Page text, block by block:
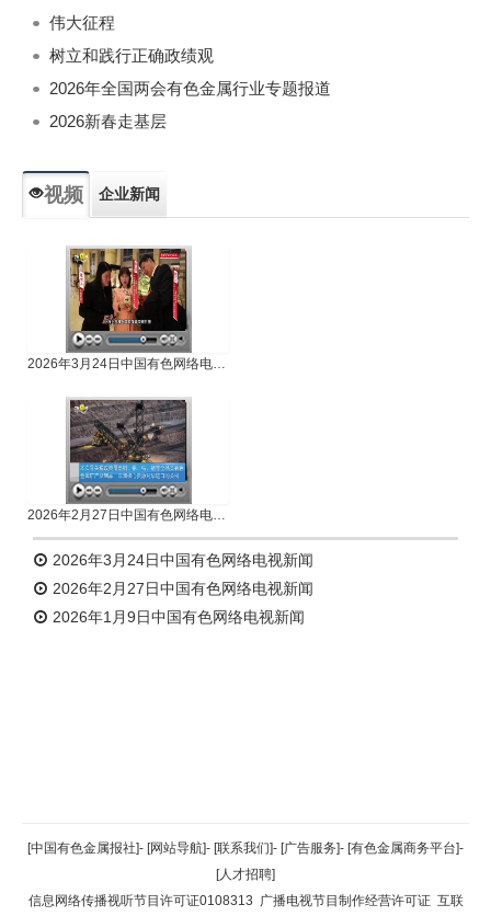
伟大征程
树立和践行正确政绩观
2026年全国两会有色金属行业专题报道
2026新春走基层
视频 企业新闻
2026年3月24日中国有色网络电视新闻
2026年2月27日中国有色网络电视新闻
2026年3月24日中国有色网络电视新闻
2026年2月27日中国有色网络电视新闻
2026年1月9日中国有色网络电视新闻
返回顶部
返回首页
[中国有色金属报社]- [网站导航]- [联系我们]- [广告服务]- [有色金属商务平台]-
[人才招聘]
信息网络传播视听节目许可证0108313 广播电视节目制作经营许可证 互联